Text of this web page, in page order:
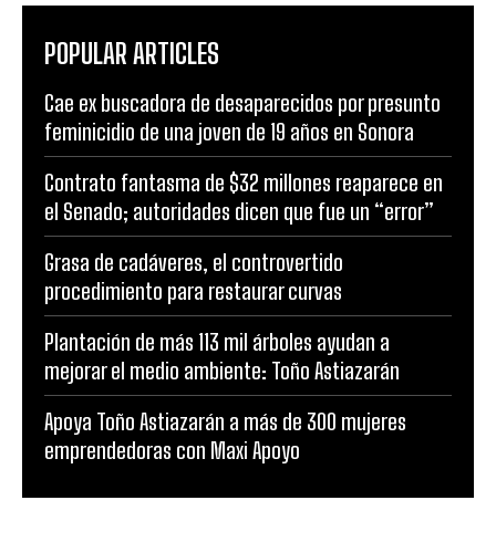
POPULAR ARTICLES
Cae ex buscadora de desaparecidos por presunto
feminicidio de una joven de 19 años en Sonora
Contrato fantasma de $32 millones reaparece en
el Senado; autoridades dicen que fue un “error”
Grasa de cadáveres, el controvertido
procedimiento para restaurar curvas
Plantación de más 113 mil árboles ayudan a
mejorar el medio ambiente: Toño Astiazarán
Apoya Toño Astiazarán a más de 300 mujeres
emprendedoras con Maxi Apoyo